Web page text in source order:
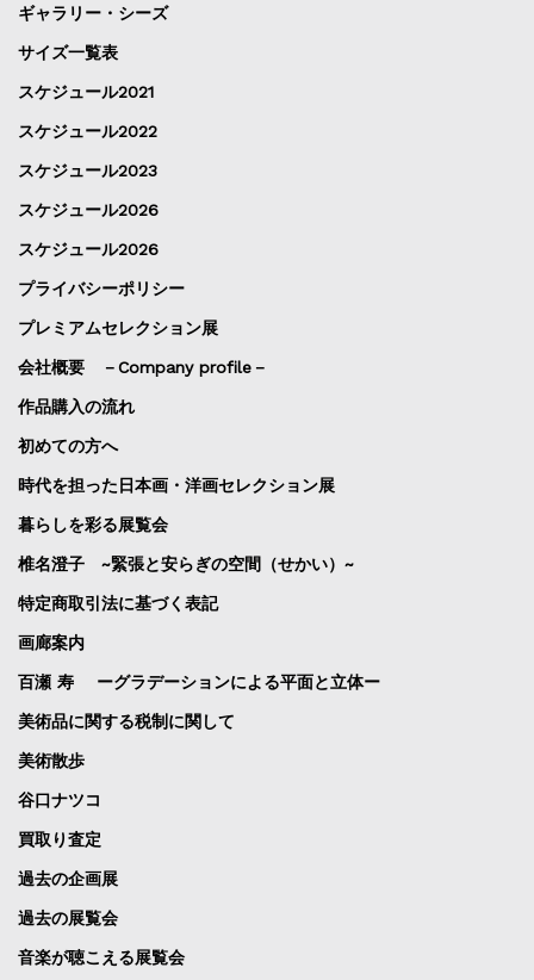
ギャラリー・シーズ
サイズ一覧表
スケジュール2021
スケジュール2022
スケジュール2023
スケジュール2026
スケジュール2026
プライバシーポリシー
プレミアムセレクション展
会社概要 －Company profile－
作品購入の流れ
初めての方へ
時代を担った日本画・洋画セレクション展
暮らしを彩る展覧会
椎名澄子 ~緊張と安らぎの空間（せかい）~
特定商取引法に基づく表記
画廊案内
百瀬 寿 ーグラデーションによる平面と立体ー
美術品に関する税制に関して
美術散歩
谷口ナツコ
買取り査定
過去の企画展
過去の展覧会
音楽が聴こえる展覧会